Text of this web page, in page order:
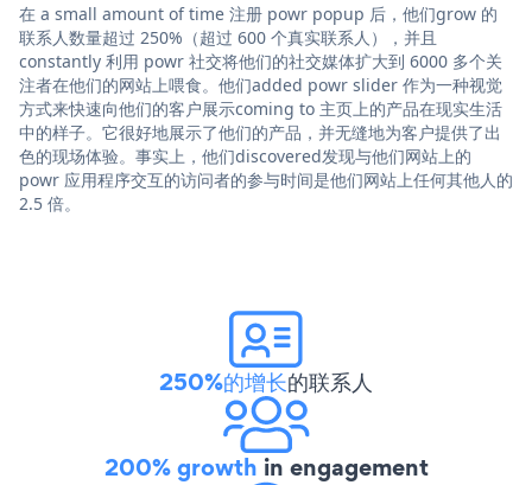
在 a small amount of time 注册 powr popup 后，他们grow 的
联系人数量超过 250%（超过 600 个真实联系人），并且
constantly 利用 powr 社交将他们的社交媒体扩大到 6000 多个关
注者在他们的网站上喂食。他们added powr slider 作为一种视觉
方式来快速向他们的客户展示coming to 主页上的产品在现实生活
中的样子。它很好地展示了他们的产品，并无缝地为客户提供了出
色的现场体验。事实上，他们discovered发现与他们网站上的
powr 应用程序交互的访问者的参与时间是他们网站上任何其他人的
2.5 倍。
250%的增长的联系人
200% growth in engagement